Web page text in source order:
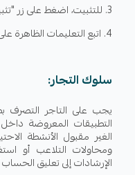
للتثبيت، اضغط على زر
اتبع التعليمات الظاهرة
سلوك التجار:
يجب على التاجر التصرف
التطبيقات المعروضة
الغير مقبول الأنشطة
ومحاولات التلاعب أو
الإرشادات إلى تعليق الحساب